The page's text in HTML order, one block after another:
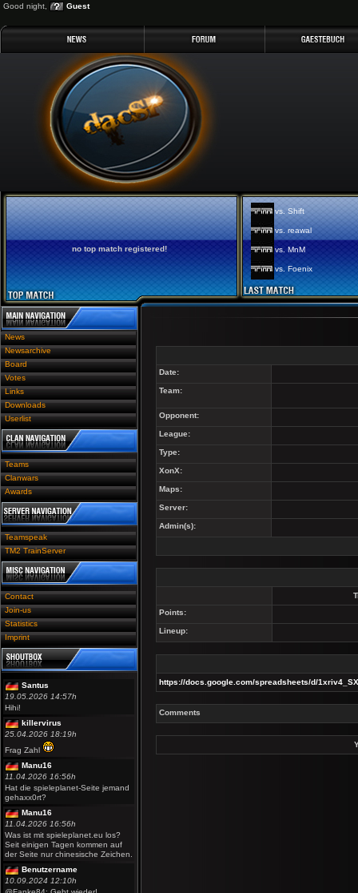
Good night, Guest
no top match registered!
vs. Shift
vs. reawal
vs. MnM
vs. Foenix
News
Newsarchive
Board
Votes
Links
Downloads
Userlist
Teams
Clanwars
Awards
Teamspeak
TM2 TrainServer
Contact
Join-us
Statistics
Imprint
Santus
19.05.2026 14:57h
Hihi!
killervirus
25.04.2026 18:19h
Frag Zahl
Manu16
11.04.2026 16:56h
Hat die spieleplanet-Seite jemand
gehaxx0rt?
Manu16
11.04.2026 16:56h
Was ist mit spieleplanet.eu los?
Seit einigen Tagen kommen auf
der Seite nur chinesische Zeichen.
Benutzername
10.09.2024 12:10h
Date:
Team:
Opponent:
League:
Type:
XonX:
Maps:
Server:
Admin(s):
Points:
Lineup:
https://docs.google.com/spreadsheets/d/
Comments